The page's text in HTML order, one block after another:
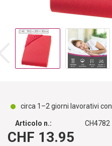
circa 1–2 giorni lavorativi con
Articolo n.: CH4782
CHF 13.95